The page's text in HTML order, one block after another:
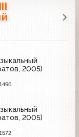
2005)
1496
2005)
1572